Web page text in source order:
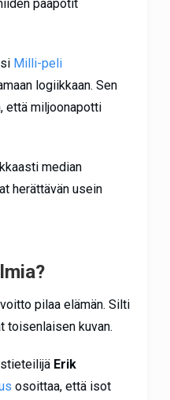
pääpotit
Milli-peli
logiikkaan. Sen
että miljoonapotti
median
herättävän usein
pilaa elämän. Silti
toisenlaisen kuvan.
Erik
osoittaa, että isot